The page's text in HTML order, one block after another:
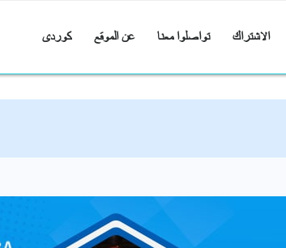
الاشتراك تواصلوا معنا عن الموقع کوردی